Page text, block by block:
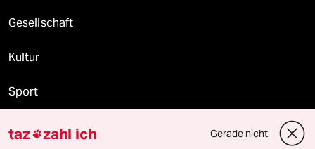
Gesellschaft
Kultur
Sport
Berlin
taz zahl ich Gerade nicht